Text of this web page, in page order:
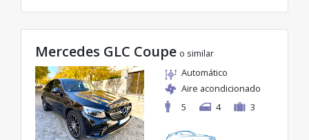
Mercedes GLC Coupe o similar
Automático
Aire acondicionado
5
4 3